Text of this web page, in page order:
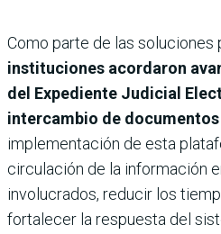
Como parte de las soluciones
instituciones acordaron
del Expediente Judicial
intercambio de
implementación de esta
circulación de la información
involucrados, reducir los
fortalecer la respuesta del